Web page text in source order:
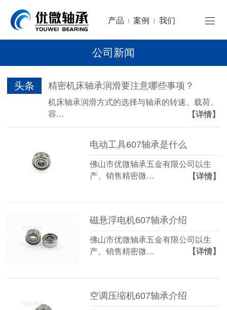
产品 | 案例 | 我们
公司新闻
头条 精密机床轴承润滑要注意哪些事项？
机床轴承润滑方式的选择与轴承的转速、载荷、
容…
【详情】
电动工具607轴承是什么
佛山市优微轴承五金有限公司以生
产、销售精密微…
【详情】
磁悬浮电机607轴承介绍
佛山市优微轴承五金有限公司以生
产、销售精密微…
【详情】
空调压缩机607轴承介绍